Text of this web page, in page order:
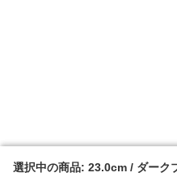
選択中の商品: 23.0cm / ダーク
選択中の商品: 23.0cm / ダーク